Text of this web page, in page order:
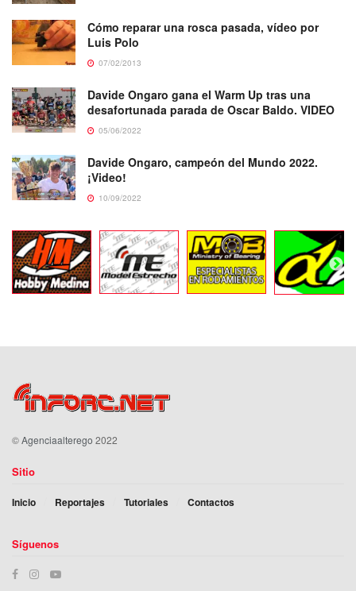
Cómo reparar una rosca pasada, vídeo por
Luis Polo
07/02/2013
Davide Ongaro gana el Warm Up tras una
desafortunada parada de Oscar Baldo. VIDEO
05/06/2022
Davide Ongaro, campeón del Mundo 2022.
¡Video!
10/09/2022
©Agenciaalterego 2022
Sitio
Inicio Reportajes Tutoriales Contactos
Síguenos